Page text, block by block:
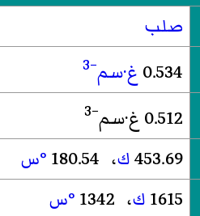
صلب
0.534 غ·سم−3
0.512 غ·سم −3
453.69ك، 180.54
°س
1615 ك، 1342
°س